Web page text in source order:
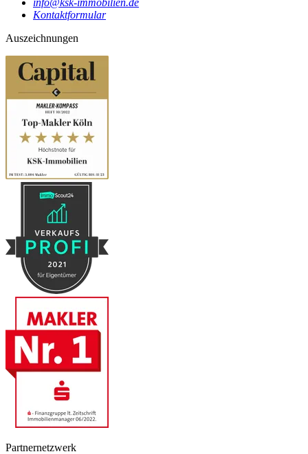
Kontaktformular
Auszeichnungen
Partnernetzwerk